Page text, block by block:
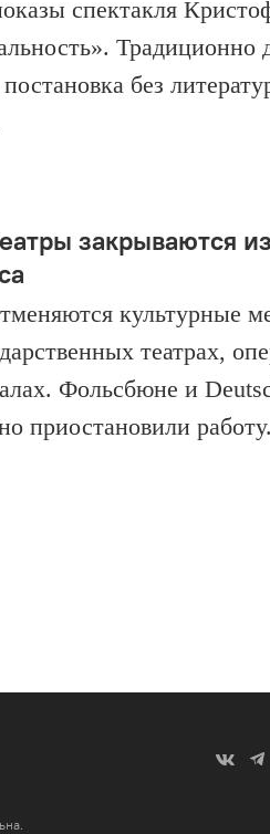
спектакля
Традиционно
постановка без
закрываются
культурные
театрах,
Фольсбюне и
приостановили работу.
.